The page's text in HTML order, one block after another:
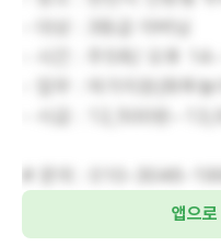
- 업무 : 여가지원(화투
앱으로